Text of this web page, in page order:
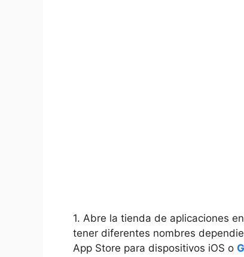
1. Abre la tienda de aplicaciones
tener diferentes nombres
App Store para dispositivos iOS o